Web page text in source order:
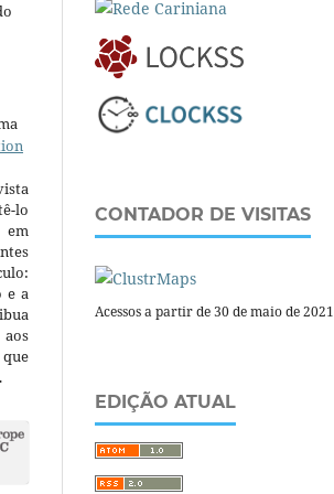
lo
em
e a
CONTADOR DE VISITAS
Acessos a partir de 30 de maio de 2021
EDIÇÃO ATUAL